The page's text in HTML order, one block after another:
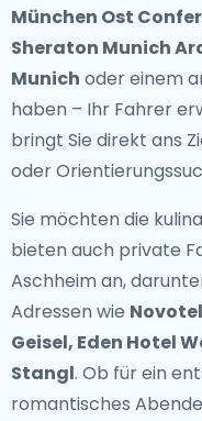
München Ost
Sheraton Munich
Munich oder einem
haben – Ihr Fahrer
bringt Sie direkt ans
oder
Sie möchten die
bieten auch private
Aschheim an,
Adressen wie
Geisel, Eden Hotel
Stangl. Ob für ein
romantisches